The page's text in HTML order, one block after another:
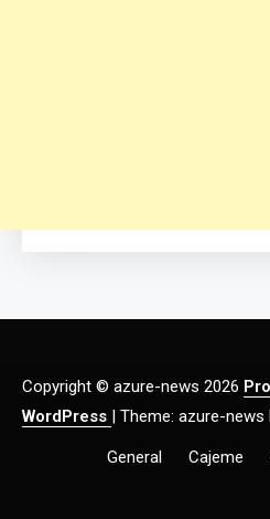
Copyright © azure-news 2026
WordPress | Theme: azure-news
General Cajeme